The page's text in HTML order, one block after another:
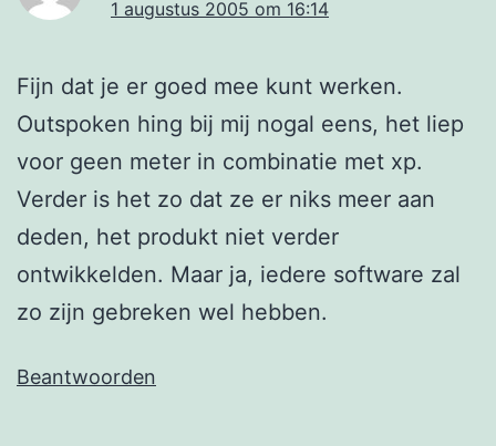
1 augustus 2005 om 16:14
Fijn dat je er goed mee kunt werken.
Outspoken hing bij mij nogal eens, het liep
voor geen meter in combinatie met xp.
Verder is het zo dat ze er niks meer aan
deden, het produkt niet verder
ontwikkelden. Maar ja, iedere software zal
zo zijn gebreken wel hebben.
Beantwoorden